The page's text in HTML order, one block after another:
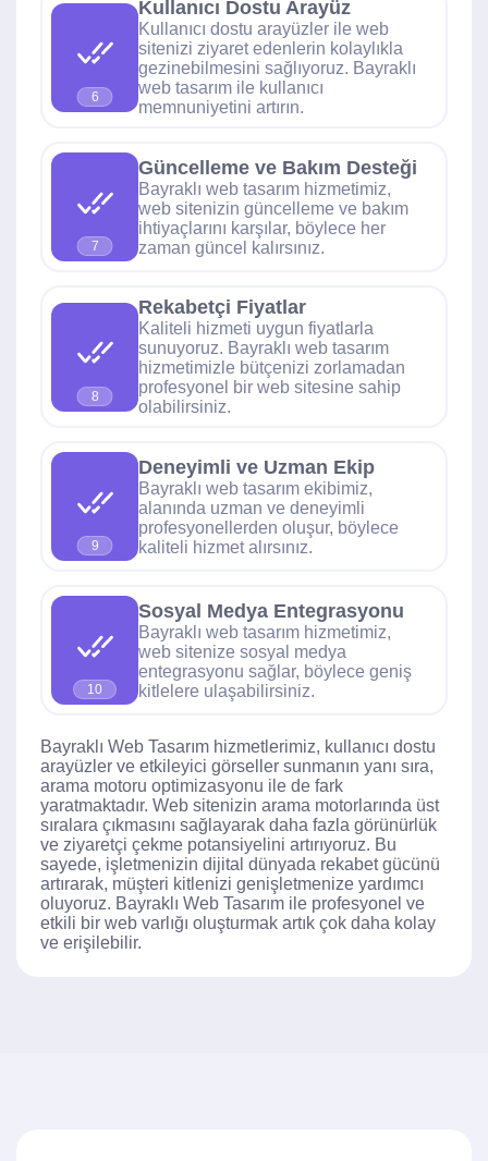
6
Kullanıcı Dostu Arayüz
Kullanıcı dostu arayüzler ile web
sitenizi ziyaret edenlerin kolaylıkla
gezinebilmesini sağlıyoruz. Bayraklı
web tasarım ile kullanıcı
memnuniyetini artırın.
7
Güncelleme ve Bakım Desteği
Bayraklı web tasarım hizmetimiz,
web sitenizin güncelleme ve bakım
ihtiyaçlarını karşılar, böylece her
zaman güncel kalırsınız.
8
Rekabetçi Fiyatlar
Kaliteli hizmeti uygun fiyatlarla
sunuyoruz. Bayraklı web tasarım
hizmetimizle bütçenizi zorlamadan
profesyonel bir web sitesine sahip
olabilirsiniz.
9
Deneyimli ve Uzman Ekip
Bayraklı web tasarım ekibimiz,
alanında uzman ve deneyimli
profesyonellerden oluşur, böylece
kaliteli hizmet alırsınız.
10
Sosyal Medya Entegrasyonu
Bayraklı web tasarım hizmetimiz,
web sitenize sosyal medya
entegrasyonu sağlar, böylece geniş
kitlelere ulaşabilirsiniz.
Bayraklı Web Tasarım hizmetlerimiz, kullanıcı dostu
arayüzler ve etkileyici görseller sunmanın yanı sıra,
arama motoru optimizasyonu ile de fark
yaratmaktadır. Web sitenizin arama motorlarında üst
sıralara çıkmasını sağlayarak daha fazla görünürlük
ve ziyaretçi çekme potansiyelini artırıyoruz. Bu
sayede, işletmenizin dijital dünyada rekabet gücünü
artırarak, müşteri kitlenizi genişletmenize yardımcı
oluyoruz. Bayraklı Web Tasarım ile profesyonel ve
etkili bir web varlığı oluşturmak artık çok daha kolay
ve erişilebilir.